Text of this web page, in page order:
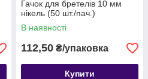
Гачок для бретелів 10 мм
нікель (50 шт./пач.)
В наявності
112,50 ₴/упаковка
Купити